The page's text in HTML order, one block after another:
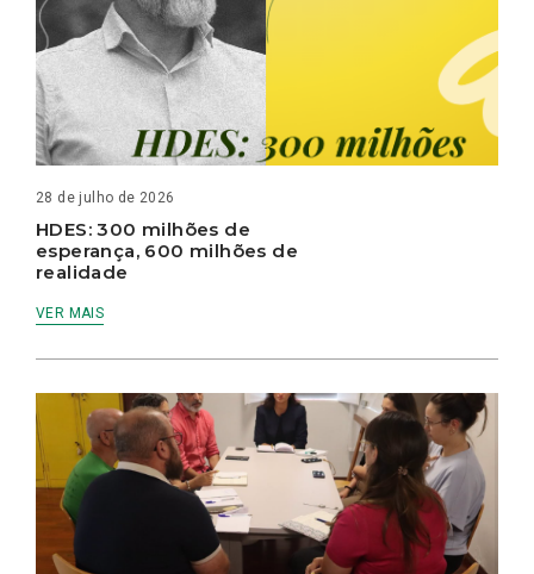
28 de julho de 2026
HDES: 300 milhões de
esperança, 600 milhões de
realidade
VER MAIS